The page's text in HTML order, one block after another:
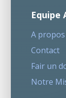
Equipe
A propos
Contact
Fair un
Notre